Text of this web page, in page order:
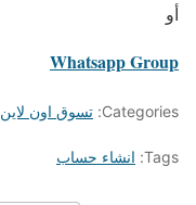
أو
Whatsapp Group
Categories: تسوق اون لاين
Tags: انشاء حساب